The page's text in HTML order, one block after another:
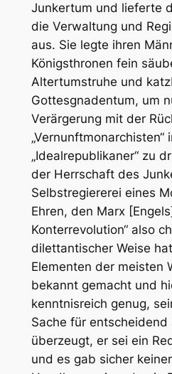
Junkertum und lieferte
die Verwaltung und
aus. Sie legte ihren
Königsthronen fein
Altertumstruhe und
Gottesgnadentum, um
Verärgerung mit der
„Vernunftmonarchisten“
„Idealrepublikaner“ zu
der Herrschaft des
Selbstregiererei eines
Ehren, den Marx
Konterrevolution“ also
dilettantischer Weise
Elementen der meisten
bekannt gemacht und
kenntnisreich genug,
Sache für entscheidend
überzeugt, er sei ein
und es gab sicher